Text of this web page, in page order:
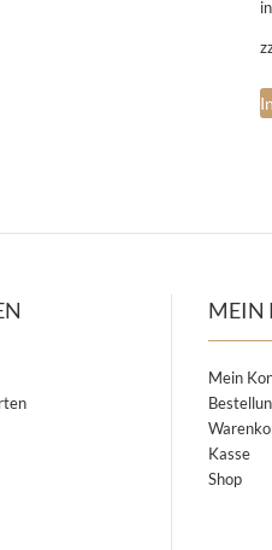
MEIN
Mein
Kasse
Shop